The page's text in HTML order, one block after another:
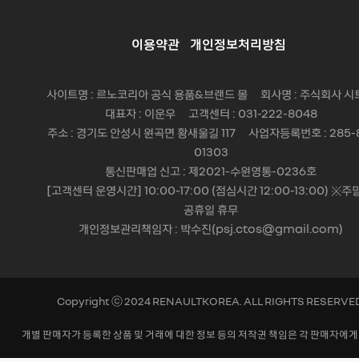
이용약관 개인정보처리방침
사이트명 : 르노코리아 공식 용품&브랜드 몰 회사명 : 주식회사 시
대표자 : 이운우 고객센터 : 031-222-8048
주소 : 경기도 안성시 원곡면 황새울길 117 사업자등록번호 :
01303
통신판매업 신고 : 제2021-수원영통-0236호
[고객센터 운영시간] 10:00-17:00 (점심시간 12:00-13:00) ※주
공휴일 휴무
개인정보관리책임자 : 박수진(psj.ctos@gmail.com)
Copyright ⓒ 2024 RENAULTKOREA. ALL RIGHTS
개별 판매자가 등록한 상품 및 거래에 대한 정보 등의 저작권 책임은 각 판매자에